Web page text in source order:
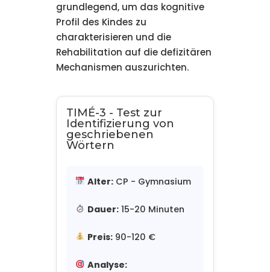
grundlegend, um das kognitive
Profil des Kindes zu
charakterisieren und die
Rehabilitation auf die defizitären
Mechanismen auszurichten.
TIMÉ-3 - Test zur
Identifizierung von
geschriebenen
Wörtern
Alter: CP - Gymnasium
Dauer: 15-20 Minuten
Preis: 90-120 €
Analyse: